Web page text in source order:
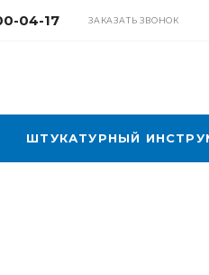
04-17 ЗАКАЗАТЬ ЗВОНОК
ШТУКАТУРНЫЙ